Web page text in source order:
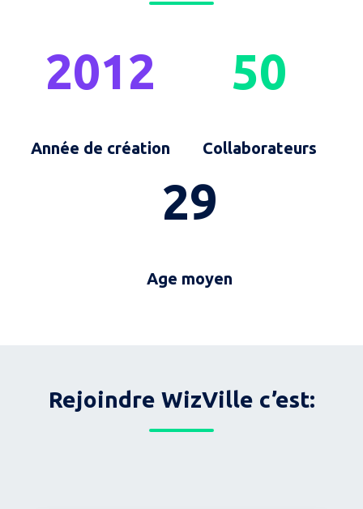
2012
Année de création
50
Collaborateurs
29
Age moyen
Rejoindre WizVille c’est: